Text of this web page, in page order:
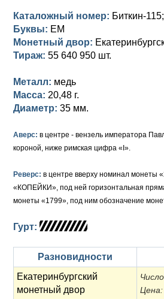
Каталожный номер: Биткин-
Буквы: ЕМ
Монетный двор:
Тираж: 55 640 950 шт.
Металл: медь
Масса: 20,48 г.
Диаметр: 35 мм.
Аверс: в центре - вензель императора
короной, ниже римская цифра «I».
Реверс: в центре вверху номинал монеты
«КОПЕЙКИ», под ней горизонтальная
монеты «1799», под ним обозначение
Гурт:
Разновидности
Екатеринбургский
монетный двор
Цена: